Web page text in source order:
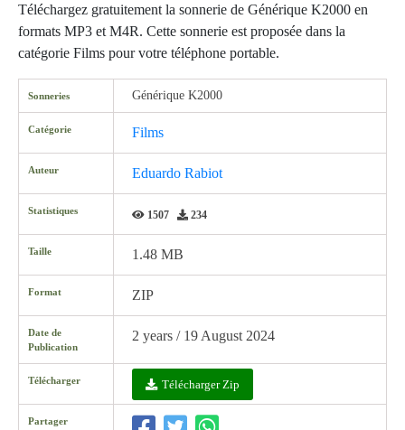
Téléchargez gratuitement la sonnerie de Générique K2000 en
formats MP3 et M4R. Cette sonnerie est proposée dans la
catégorie Films pour votre téléphone portable.
Sonneries Générique K2000
Catégorie Films
Auteur Eduardo Rabiot
Statistiques 1507 234
Taille 1.48 MB
Format ZIP
Date de
Publication
2 years / 19 August 2024
Télécharger Télécharger Zip
Partager